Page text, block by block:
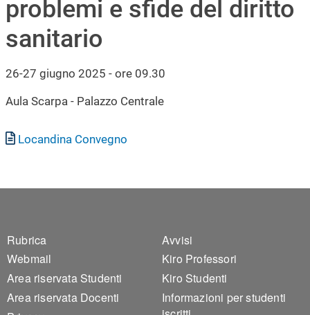
problemi e sfide del diritto
sanitario
26-27 giugno 2025 - ore 09.30
Aula Scarpa - Palazzo Centrale
Documento
Locandina Convegno
Footer 1
Rubrica
Webmail
Area riservata Studenti
Area riservata Docenti
Footer 2
Avvisi
Kiro Professori
Kiro Studenti
Informazioni per studenti